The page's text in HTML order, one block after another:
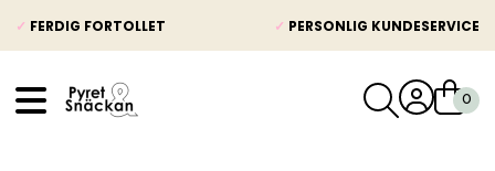
✓ FERDIG FORTOLLET ✓ PERSONLIG KUNDESERVICE